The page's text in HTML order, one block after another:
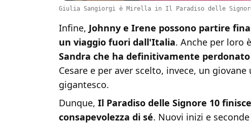
Giulia Sangiorgi è Mirella in Il Paradiso delle
Infine, Johnny e Irene possono partire
un viaggio fuori dall'Italia. Anche per loro
Sandra che ha definitivamente
Cesare e per aver scelto, invece, un
gigantesco.
Dunque, Il Paradiso delle Signore 10
consapevolezza di sé. Nuovi inizi e